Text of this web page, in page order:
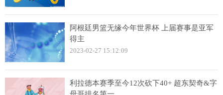
阿根廷男篮无缘今年世界杯 上届赛事是亚军
得主
2023-02-27 15:12:09
利拉德本赛季至今12次砍下40+ 超东契奇&字